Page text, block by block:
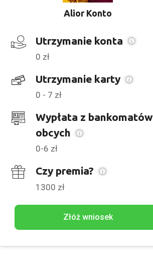
Alior Konto
Utrzymanie konta
0 zł
Utrzymanie karty
0 - 7 zł
Wypłata z bankomatów
obcych
0-6 zł
Czy premia?
1300 zł
Złóż wniosek